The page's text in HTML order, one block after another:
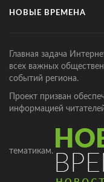
НОВЫЕ ВРЕМЕНА
Главная задача
всех важных
событий региона.
Проект призван
информацией
тематикам.